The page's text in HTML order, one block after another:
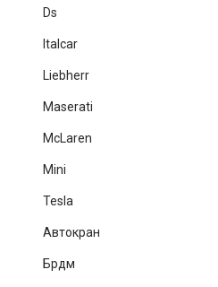
Ds
Italcar
Liebherr
Maserati
McLaren
Mini
Tesla
Автокран
Брдм